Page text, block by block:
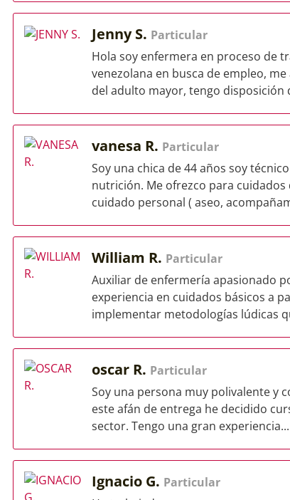
Jenny S. Particular
Hola soy enfermera en proceso de
venezolana en busca de empleo,
del adulto mayor, tengo disposición
vanesa R. Particular
Soy una chica de 44 años soy
nutrición. Me ofrezco para
cuidado personal ( aseo,
William R. Particular
Auxiliar de enfermería apasionado
experiencia en cuidados básicos a
implementar metodologías lúdicas
oscar R. Particular
Soy una persona muy polivalente y
este afán de entrega he decidido
sector. Tengo una gran experiencia...
Ignacio G. Particular